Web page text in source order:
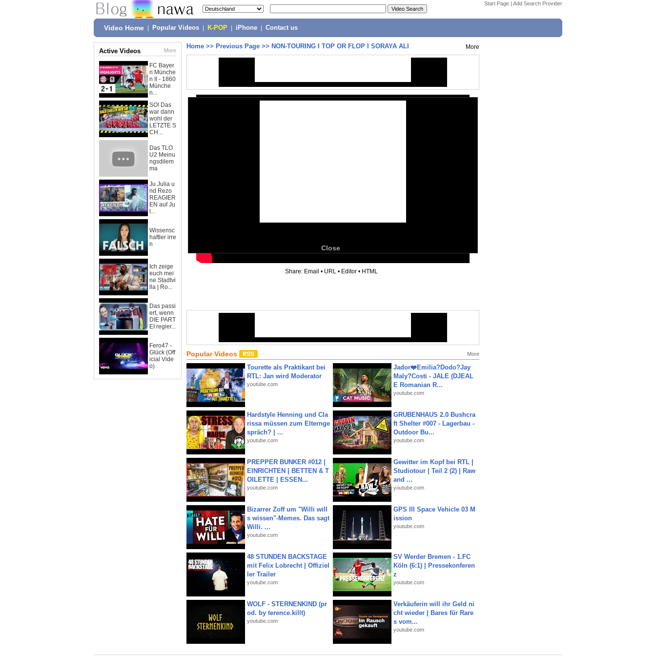
Start Page | Add Search Provider
Video Home Popular Videos K-POP iPhone Contact us
Active Videos More
FC Bayer
n Münche
n II - 1860
Münche
n...
SO! Das
war dann
wohl der
LETZTE S
CH...
Das TLO
U2 Meinu
ngsdilem
ma
Ju Julia u
nd Rezo
REAGIER
EN auf Ju
l...
Wissensc
haftler irre
n
Ich zeige
euch mei
ne Stadtvi
lla | Ro...
Das passi
ert, wenn
DIE PART
EI regier...
Fero47 -
Glück (Off
icial Vide
o)
Home >> Previous Page >> NON-TOURING I TOP OR FLOP I SORAYA ALI More
Close
Share: Email • URL • Editor • HTML
Popular Videos More
Tourette als Praktikant bei
RTL: Jan wird Moderator
youtube.com
Jador❤️Emilia?Dodo?Jay
Maly?Costi - JALE (DJEAL
E Romanian R...
youtube.com
Hardstyle Henning und Cla
rissa müssen zum Elternge
spräch? | ...
youtube.com
GRUBENHAUS 2.0 Bushcra
ft Shelter #007 - Lagerbau -
Outdoor Bu...
youtube.com
PREPPER BUNKER #012 |
EINRICHTEN | BETTEN & T
OILETTE | ESSEN...
youtube.com
Gewitter im Kopf bei RTL |
Studiotour | Teil 2 (2) | Raw
and ...
youtube.com
Bizarrer Zoff um "Willi will
s wissen"-Memes. Das sagt
Willi. ...
youtube.com
GPS III Space Vehicle 03 M
ission
youtube.com
48 STUNDEN BACKSTAGE
mit Felix Lobrecht | Offiziel
ler Trailer
youtube.com
SV Werder Bremen - 1.FC
Köln (6:1) | Pressekonferen
z
youtube.com
WOLF - STERNENKIND (pr
od. by terence.killt)
youtube.com
Verkäuferin will ihr Geld ni
cht wieder | Bares für Rare
s vom...
youtube.com